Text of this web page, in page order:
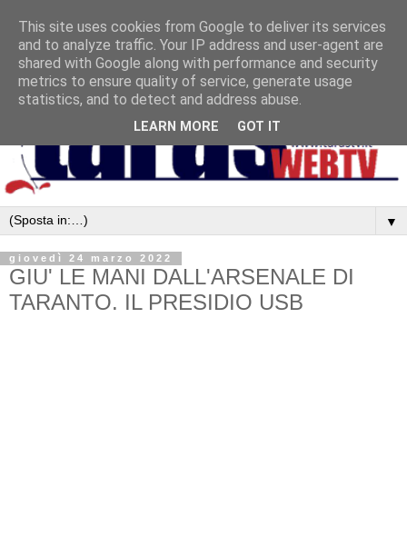
▼
giovedì 24 marzo 2022
GIU' LE MANI DALL'ARSENALE DI
TARANTO. IL PRESIDIO USB
This site uses cookies from Google to deliver its services
and to analyze traffic. Your IP address and user-agent are
shared with Google along with performance and security
metrics to ensure quality of service, generate usage
statistics, and to detect and address abuse.
LEARN MORE GOT IT